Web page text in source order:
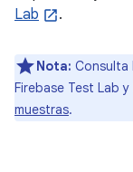
Lab
.
Nota: Consulta
Firebase Test Lab
muestras.